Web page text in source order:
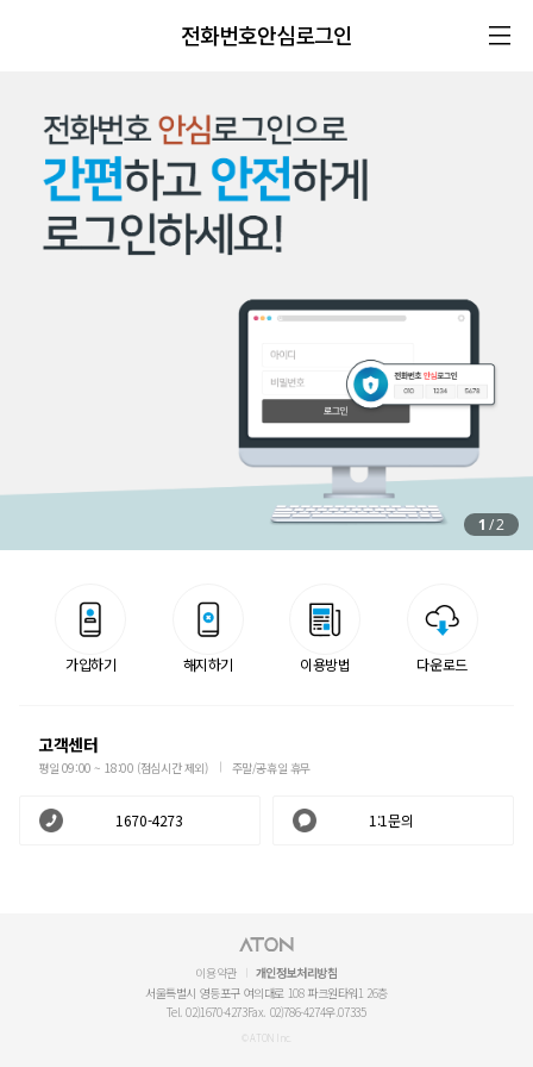
전화번호안심로그인
1 /2
가입하기 해지하기 이용방법 다운로드
고객센터
평일 09:00 ~ 18:00 (점심시간 제외) 주말/공휴일 휴무
1670-4273 1:1문의
이용약관
개인정보처리방침
서울특별시 영등포구 여의대로 108 파크원타워1 26층
Tel. 02)1670-4273Fax. 02)786-4274우.07335
© ATON Inc.